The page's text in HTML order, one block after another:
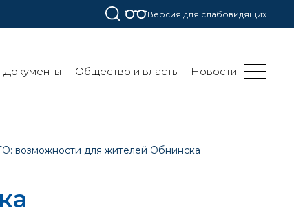
Версия для слабовидящих
Документы Общество и власть Новости
возможности для жителей Обнинска